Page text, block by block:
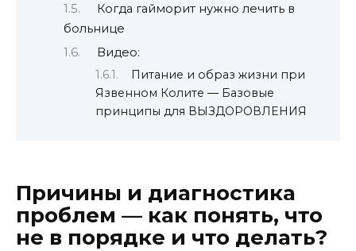
Когда гайморит нужно лечить в
больнице
Видео:
Питание и образ жизни при
Язвенном Колите — Базовые
принципы для ВЫЗДОРОВЛЕНИЯ
Причины и диагностика
проблем — как понять, что
не в порядке и что делать?